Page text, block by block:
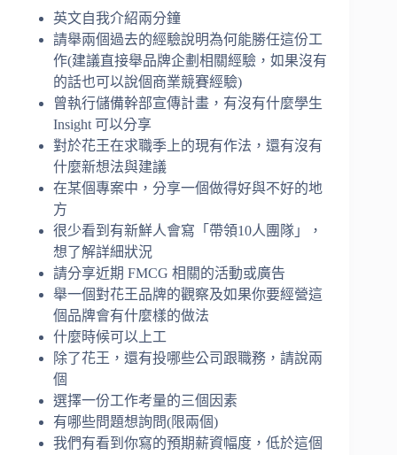
英文自我介紹兩分鐘
請舉兩個過去的經驗說明為何能勝任這份工
作(建議直接舉品牌企劃相關經驗，如果沒有
的話也可以說個商業競賽經驗)
曾執行儲備幹部宣傳計畫，有沒有什麼學生
Insight 可以分享
對於花王在求職季上的現有作法，還有沒有
什麼新想法與建議
在某個專案中，分享一個做得好與不好的地
方
很少看到有新鮮人會寫「帶領10人團隊」，
想了解詳細狀況
請分享近期 FMCG 相關的活動或廣告
舉一個對花王品牌的觀察及如果你要經營這
個品牌會有什麼樣的做法
什麼時候可以上工
除了花王，還有投哪些公司跟職務，請說兩
個
選擇一份工作考量的三個因素
有哪些問題想詢問(限兩個)
我們有看到你寫的預期薪資幅度，低於這個